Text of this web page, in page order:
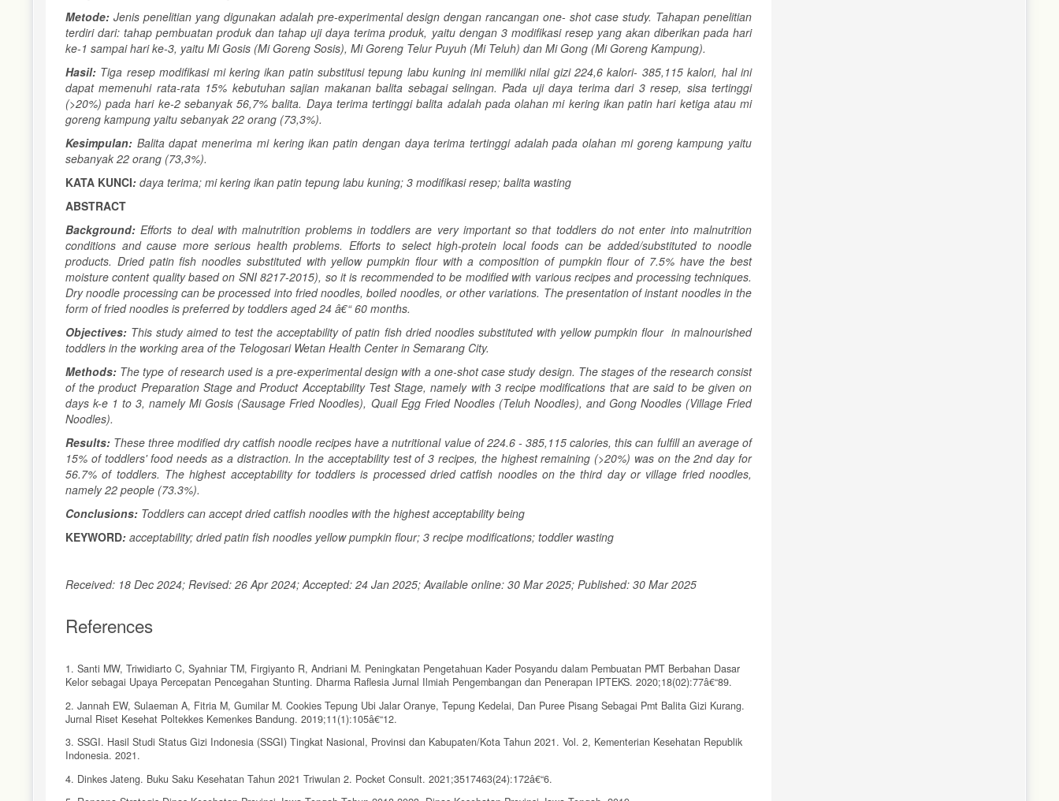
Metode: Jenis penelitian yang digunakan adalah pre-experimental design dengan rancangan one- shot case study. Tahapan penelitian
terdiri dari: tahap pembuatan produk dan tahap uji daya terima produk, yaitu dengan 3 modifikasi resep yang akan diberikan pada hari
ke-1 sampai hari ke-3, yaitu Mi Gosis (Mi Goreng Sosis), Mi Goreng Telur Puyuh (Mi Teluh) dan Mi Gong (Mi Goreng Kampung).
Hasil: Tiga resep modifikasi mi kering ikan patin substitusi tepung labu kuning ini memiliki nilai gizi 224,6 kalori- 385,115 kalori, hal ini
dapat memenuhi rata-rata 15% kebutuhan sajian makanan balita sebagai selingan. Pada uji daya terima dari 3 resep, sisa tertinggi
(>20%) pada hari ke-2 sebanyak 56,7% balita. Daya terima tertinggi balita adalah pada olahan mi kering ikan patin hari ketiga atau mi
goreng kampung yaitu sebanyak 22 orang (73,3%).
Kesimpulan: Balita dapat menerima mi kering ikan patin dengan daya terima tertinggi adalah pada olahan mi goreng kampung yaitu
sebanyak 22 orang (73,3%).
KATA KUNCI: daya terima; mi kering ikan patin tepung labu kuning; 3 modifikasi resep; balita wasting
ABSTRACT
Background:Efforts to deal with malnutrition problems in toddlers are very important so that toddlers do not enter into malnutrition
conditions and cause more serious health problems. Efforts to select high-protein local foods can be added/substituted to noodle
products. Dried patin fish noodles substituted with yellow pumpkin flour with a composition of pumpkin flour of 7.5% have the best
moisture content quality based on SNI 8217-2015), so it is recommended to be modified with various recipes and processing techniques.
Dry noodle processing can be processed into fried noodles, boiled noodles, or other variations. The presentation of instant noodles in the
form of fried noodles is preferred by toddlers aged 24 â€“ 60 months.
Objectives: This study aimed to test the acceptability of patin fish dried noodles substituted with yellow pumpkin flour in malnourished
toddlers in the working area of the Telogosari Wetan Health Center in Semarang City.
Methods: The type of research used is a pre-experimental design with a one-shot case study design. The stages of the research consist
of the product Preparation Stage and Product Acceptability Test Stage, namely with 3 recipe modifications that are said to be given on
days k-e 1 to 3, namely Mi Gosis (Sausage Fried Noodles), Quail Egg Fried Noodles (Teluh Noodles), and Gong Noodles (Village Fried
Noodles).
Results: These three modified dry catfish noodle recipes have a nutritional value of 224.6 - 385,115 calories, this can fulfill an average of
15% of toddlers' food needs as a distraction. In the acceptability test of 3 recipes, the highest remaining (>20%) was on the 2nd day for
56.7% of toddlers. The highest acceptability for toddlers is processed dried catfish noodles on the third day or village fried noodles,
namely 22 people (73.3%).
Conclusions: Toddlers can accept dried catfish noodles with the highest acceptability being
KEYWORD: acceptability; dried patin fish noodles yellow pumpkin flour; 3 recipe modifications; toddler wasting
Received: 18 Dec 2024; Revised: 26 Apr 2024; Accepted: 24 Jan 2025; Available online: 30 Mar 2025; Published: 30 Mar 2025
References
1. Santi MW, Triwidiarto C, Syahniar TM, Firgiyanto R, Andriani M. Peningkatan Pengetahuan Kader Posyandu dalam Pembuatan PMT Berbahan Dasar
Kelor sebagai Upaya Percepatan Pencegahan Stunting. Dharma Raflesia Jurnal Ilmiah Pengembangan dan Penerapan IPTEKS. 2020;18(02):77â€“89.
2. Jannah EW, Sulaeman A, Fitria M, Gumilar M. Cookies Tepung Ubi Jalar Oranye, Tepung Kedelai, Dan Puree Pisang Sebagai Pmt Balita Gizi Kurang.
Jurnal Riset Kesehat Poltekkes Kemenkes Bandung. 2019;11(1):105â€“12.
3. SSGI. Hasil Studi Status Gizi Indonesia (SSGI) Tingkat Nasional, Provinsi dan Kabupaten/Kota Tahun 2021. Vol. 2, Kementerian Kesehatan Republik
Indonesia. 2021.
4. Dinkes Jateng. Buku Saku Kesehatan Tahun 2021 Triwulan 2. Pocket Consult. 2021;3517463(24):172â€“6.